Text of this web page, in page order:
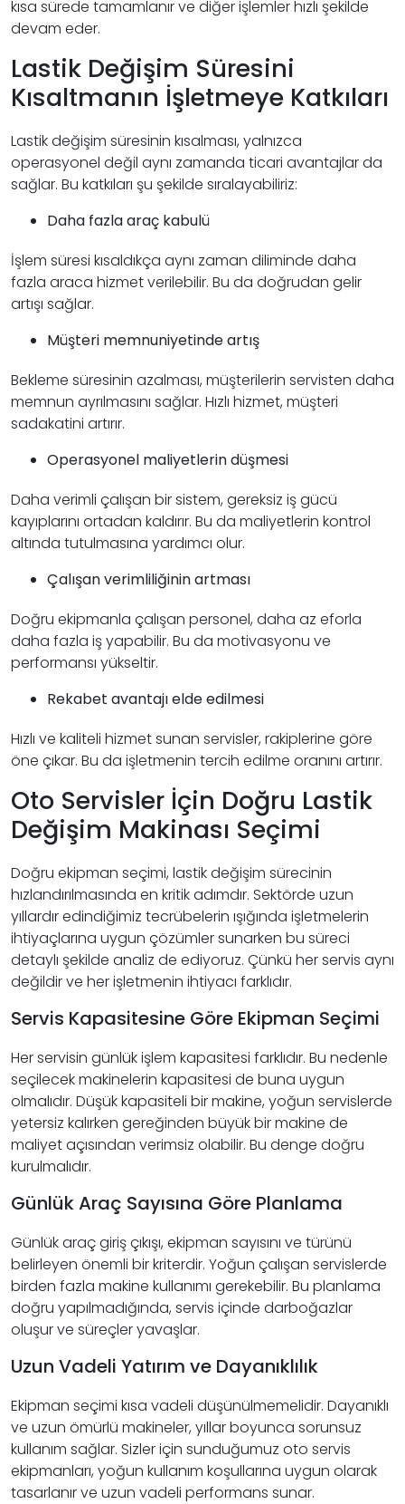
kısa sürede tamamlanır ve diğer işlemler hızlı şekilde
devam eder.
Lastik Değişim Süresini
Kısaltmanın İşletmeye Katkıları
Lastik değişim süresinin kısalması, yalnızca
operasyonel değil aynı zamanda ticari avantajlar da
sağlar. Bu katkıları şu şekilde sıralayabiliriz:
Daha fazla araç kabulü
İşlem süresi kısaldıkça aynı zaman diliminde daha
fazla araca hizmet verilebilir. Bu da doğrudan gelir
artışı sağlar.
Müşteri memnuniyetinde artış
Bekleme süresinin azalması, müşterilerin servisten daha
memnun ayrılmasını sağlar. Hızlı hizmet, müşteri
sadakatini artırır.
Operasyonel maliyetlerin düşmesi
Daha verimli çalışan bir sistem, gereksiz iş gücü
kayıplarını ortadan kaldırır. Bu da maliyetlerin kontrol
altında tutulmasına yardımcı olur.
Çalışan verimliliğinin artması
Doğru ekipmanla çalışan personel, daha az eforla
daha fazla iş yapabilir. Bu da motivasyonu ve
performansı yükseltir.
Rekabet avantajı elde edilmesi
Hızlı ve kaliteli hizmet sunan servisler, rakiplerine göre
öne çıkar. Bu da işletmenin tercih edilme oranını artırır.
Oto Servisler İçin Doğru Lastik
Değişim Makinası Seçimi
Doğru ekipman seçimi, lastik değişim sürecinin
hızlandırılmasında en kritik adımdır. Sektörde uzun
yıllardır edindiğimiz tecrübelerin ışığında işletmelerin
ihtiyaçlarına uygun çözümler sunarken bu süreci
detaylı şekilde analiz de ediyoruz. Çünkü her servis aynı
değildir ve her işletmenin ihtiyacı farklıdır.
Servis Kapasitesine Göre Ekipman Seçimi
Her servisin günlük işlem kapasitesi farklıdır. Bu nedenle
seçilecek makinelerin kapasitesi de buna uygun
olmalıdır. Düşük kapasiteli bir makine, yoğun servislerde
yetersiz kalırken gereğinden büyük bir makine de
maliyet açısından verimsiz olabilir. Bu denge doğru
kurulmalıdır.
Günlük Araç Sayısına Göre Planlama
Günlük araç giriş çıkışı, ekipman sayısını ve türünü
belirleyen önemli bir kriterdir. Yoğun çalışan servislerde
birden fazla makine kullanımı gerekebilir. Bu planlama
doğru yapılmadığında, servis içinde darboğazlar
oluşur ve süreçler yavaşlar.
Uzun Vadeli Yatırım ve Dayanıklılık
Ekipman seçimi kısa vadeli düşünülmemelidir. Dayanıklı
ve uzun ömürlü makineler, yıllar boyunca sorunsuz
kullanım sağlar. Sizler için sunduğumuz oto servis
ekipmanları, yoğun kullanım koşullarına uygun olarak
tasarlanır ve uzun vadeli performans sunar.